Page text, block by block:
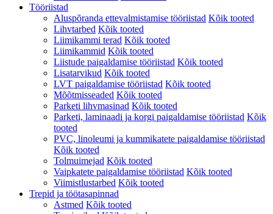
Tööriistad
Aluspõranda ettevalmistamise tööriistad Kõik tooted
Lihvtarbed Kõik tooted
Liimikammi terad Kõik tooted
Liimikammid Kõik tooted
Liistude paigaldamise tööriistad Kõik tooted
Lisatarvikud Kõik tooted
LVT paigaldamise tööriistad Kõik tooted
Mõõtmisseaded Kõik tooted
Parketi lihvmasinad Kõik tooted
Parketi, laminaadi ja korgi paigaldamise tööriistad Kõik
tooted
PVC, linoleumi ja kummikatete paigaldamise tööriistad
Kõik tooted
Tolmuimejad Kõik tooted
Vaipkatete paigaldamise tööriistad Kõik tooted
Viimistlustarbed Kõik tooted
Trepid ja töötasapinnad
Astmed Kõik tooted